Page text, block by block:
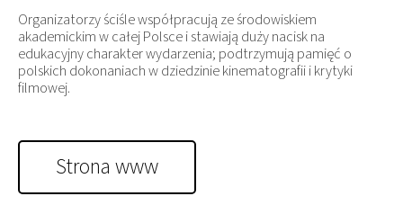
Organizatorzy ściśle współpracują ze środowiskiem
akademickim w całej Polsce i stawiają duży nacisk na
edukacyjny charakter wydarzenia; podtrzymują pamięć o
polskich dokonaniach w dziedzinie kinematografii i krytyki
filmowej.
Strona www